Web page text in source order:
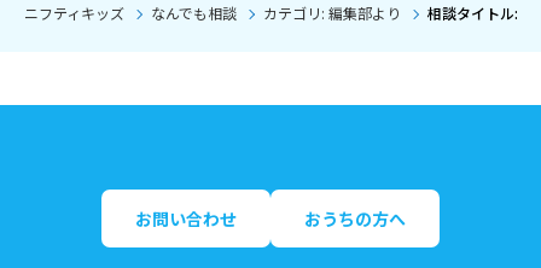
ニフティキッズ なんでも相談 カテゴリ: 編集部より 相談タイトル:
お問い合わせ おうちの方へ